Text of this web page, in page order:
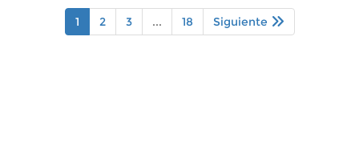
1 2 3 ... 18 Siguiente